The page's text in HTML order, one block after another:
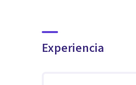
Experiencia